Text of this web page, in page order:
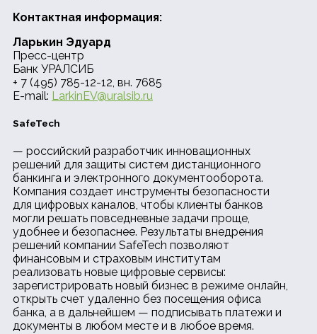
Контактная информация:
Ларькин Эдуард
Пресс-центр
Банк УРАЛСИБ
+ 7 (495) 785-12-12, вн. 7685
E-mail: LarkinEV@uralsib.ru
SafeTech
— российский разработчик инновационных
решений для защиты систем дистанционного
банкинга и электронного документооборота.
Компания создает инструменты безопасности
для цифровых каналов, чтобы клиенты банков
могли решать повседневные задачи проще,
удобнее и безопаснее. Результаты внедрения
решений компании SafeTech позволяют
финансовым и страховым институтам
реализовать новые цифровые сервисы:
зарегистрировать новый бизнес в режиме онлайн,
открыть счет удаленно без посещения офиса
банка, а в дальнейшем — подписывать платежи и
документы в любом месте и в любое время.